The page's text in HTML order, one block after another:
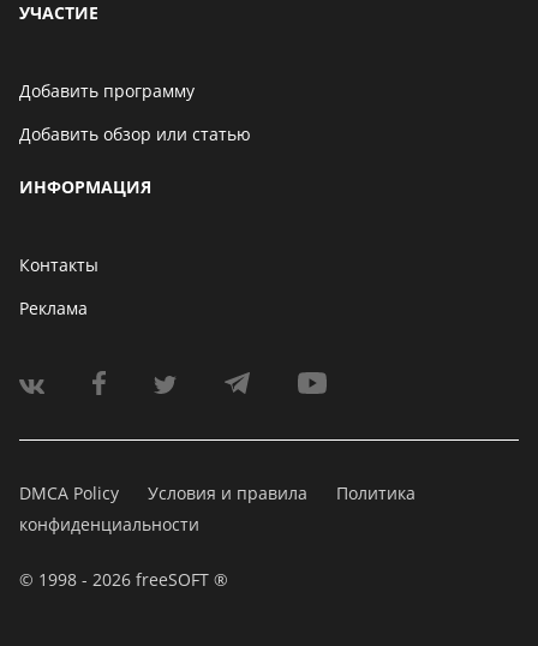
УЧАСТИЕ
Добавить программу
Добавить обзор или статью
ИНФОРМАЦИЯ
Контакты
Реклама
DMCA Policy Условия и правила
Политика
конфиденциальности
© 1998 - 2026 freeSOFT ®